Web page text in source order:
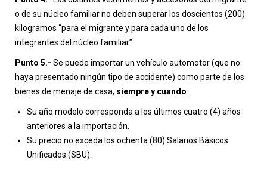
o de su núcleo familiar no deben superar los doscientos (200)
kilogramos “para el migrante y para cada uno de los
integrantes del núcleo familiar”.
Punto 5.- Se puede importar un vehículo automotor (que no
haya presentado ningún tipo de accidente) como parte de los
bienes de menaje de casa, siempre y cuando:
Su año modelo corresponda a los últimos cuatro (4) años
anteriores a la importación.
Su precio no exceda los ochenta (80) Salarios Básicos
Unificados (SBU).